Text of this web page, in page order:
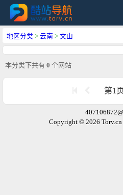
地区分类 > 云南 > 文山
本分类下共有 0 个网站
第1
Copyright © 2026 Torv.cn